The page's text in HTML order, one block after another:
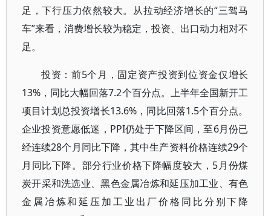
足，下行压力依然较大。从拉动经济增长的“三驾马
车”来看，消费增长较为稳定，投资、出口动力相对不
足。
投资：前5个月，固定资产投资到位资金仅增长
13%，同比大幅回落7.2个百分点。上半年全国新开工
项目计划总投资增长13.6%，同比回落1.5个百分点。
企业投资意愿低迷，PPI仍处于下降区间，至6月份已
经连续28个月同比下降，其中生产资料价格连续29个
月同比下降。部分行业价格下降幅度较大，5月份煤
炭开采和洗选业、黑色金属冶炼和延压加工业、有色
金属冶炼和延压加工业出厂价格同比分别下降